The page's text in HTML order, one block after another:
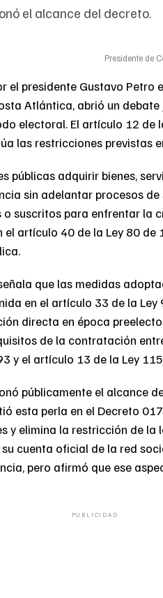
el alcance del decreto.
Presidente de
el presidente Gustavo Petro
Atlántica, abrió un
electoral. El artículo 12
las restricciones previstas
públicas adquirir bienes,
sin adelantar procesos
suscritos para enfrentar la
artículo 40 de la Ley 80
que las medidas
en el artículo 33 de la
directa en época
de la contratación
y el artículo 13 de la Ley
públicamente el alcance
esta perla en el Decreto
y elimina la restricción de la
cuenta oficial de la red
pero afirmó que ese
PUBLICIDAD